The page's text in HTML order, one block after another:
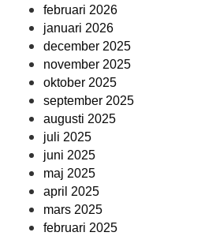
februari 2026
januari 2026
december 2025
november 2025
oktober 2025
september 2025
augusti 2025
juli 2025
juni 2025
maj 2025
april 2025
mars 2025
februari 2025